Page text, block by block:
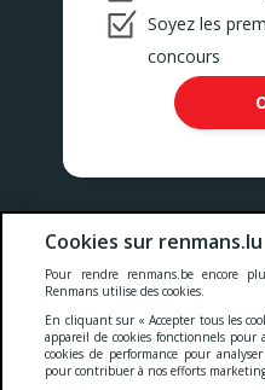
Soyez les
concours
Nos prix comprennent toutes les
Deklaratioun
Cookies sur renmans.lu
Pour rendre renmans.be encore
Renmans utilise des cookies.
En cliquant sur « Accepter tous les
appareil de cookies fonctionnels
cookies de performance pour
pour contribuer à nos efforts